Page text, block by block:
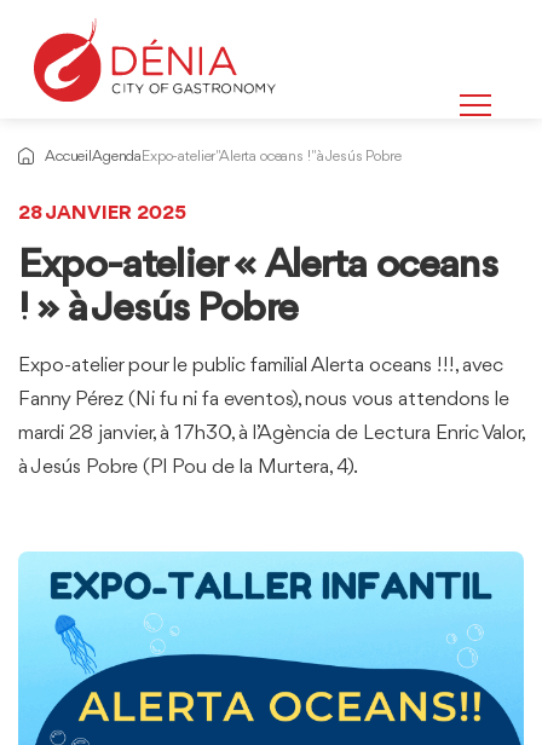
Accueil Agenda Expo-atelier "Alerta oceans !" à Jesús Pobre
28 JANVIER 2025
Expo-atelier « Alerta oceans
! » à Jesús Pobre
Expo-atelier pour le public familial Alerta oceans !!!, avec
Fanny Pérez (Ni fu ni fa eventos), nous vous attendons le
mardi 28 janvier, à 17h30, à l’Agència de Lectura Enric Valor,
à Jesús Pobre (Pl Pou de la Murtera, 4).